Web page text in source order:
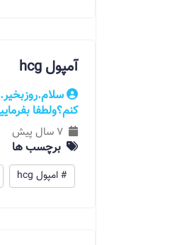
آمپول hcg
کنم؟ولطفا
7 سال پیش
برچسب ها
# امپول hcg